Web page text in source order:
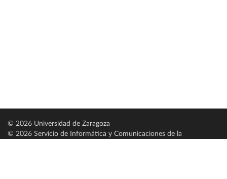
© 2026 Universidad de Zaragoza
© 2026 Servicio de Informática y Comunicaciones de la